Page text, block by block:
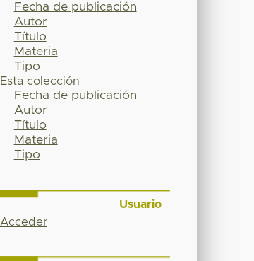
Fecha de publicación
Autor
Título
Materia
Tipo
Esta colección
Fecha de publicación
Autor
Título
Materia
Tipo
Usuario
Acceder